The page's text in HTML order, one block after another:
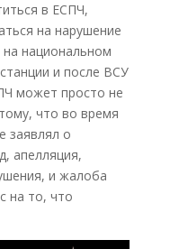
в ЕСПЧ,
на нарушение
на национальном
и после ВСУ
может просто не
что во время
заявлял о
апелляция,
и жалоба
на то, что